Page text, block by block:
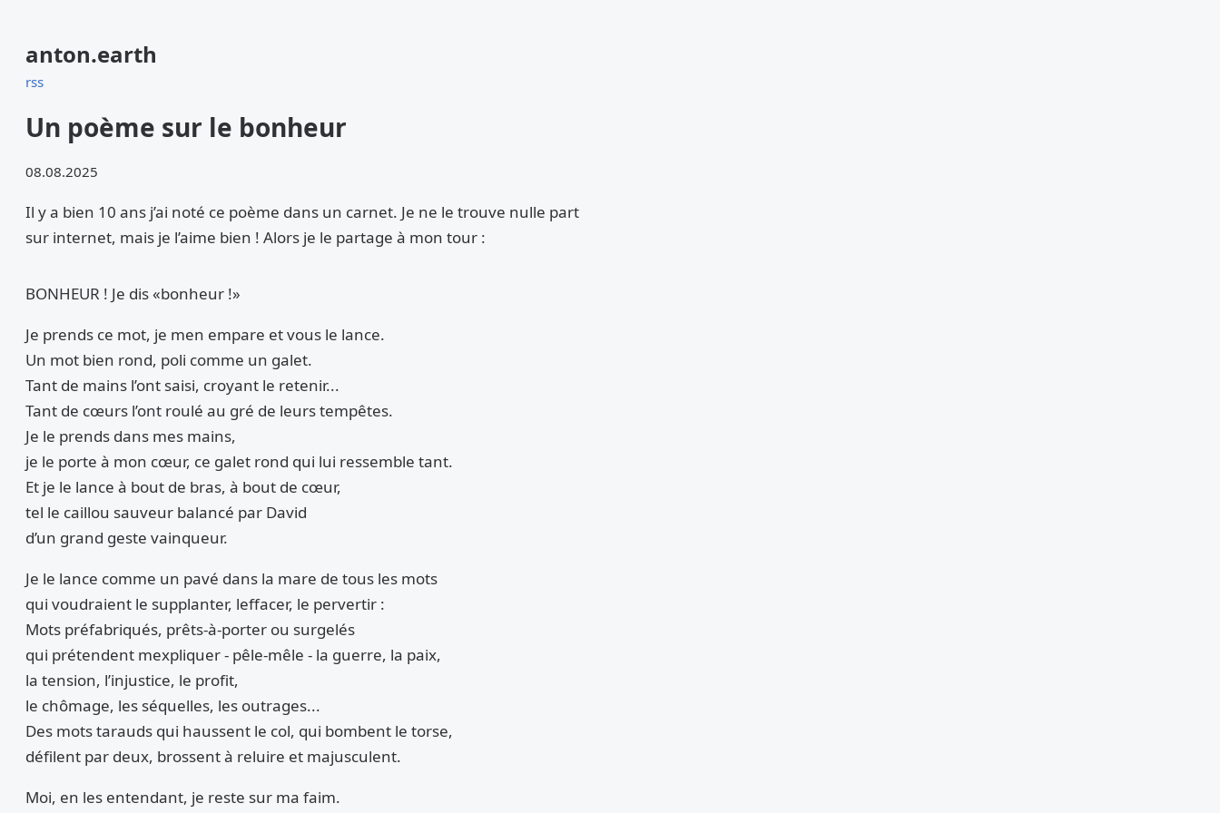
anton.earth
rss
Un poème sur le bonheur
08.08.2025
Il y a bien 10 ans j’ai noté ce poème dans un carnet. Je ne le trouve nulle part
sur internet, mais je l’aime bien ! Alors je le partage à mon tour :
BONHEUR ! Je dis «bonheur !»
Je prends ce mot, je men empare et vous le lance.
Un mot bien rond, poli comme un galet.
Tant de mains l’ont saisi, croyant le retenir...
Tant de cœurs l’ont roulé au gré de leurs tempêtes.
Je le prends dans mes mains,
je le porte à mon cœur, ce galet rond qui lui ressemble tant.
Et je le lance à bout de bras, à bout de cœur,
tel le caillou sauveur balancé par David
d’un grand geste vainqueur.
Je le lance comme un pavé dans la mare de tous les mots
qui voudraient le supplanter, leffacer, le pervertir :
Mots préfabriqués, prêts-à-porter ou surgelés
qui prétendent mexpliquer - pêle-mêle - la guerre, la paix,
la tension, l’injustice, le profit,
le chômage, les séquelles, les outrages...
Des mots tarauds qui haussent le col, qui bombent le torse,
défilent par deux, brossent à reluire et majusculent.
Moi, en les entendant, je reste sur ma faim.